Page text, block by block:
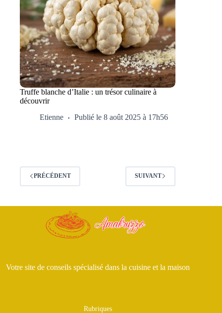
Truffe blanche d’Italie : un trésor culinaire à
découvrir
Etienne
Publié le 8 août 2025 à 17h56
PRÉCÉDENT SUIVANT
Votre site de conseils spécialisé dans la cuisine et la maison
Rubriques